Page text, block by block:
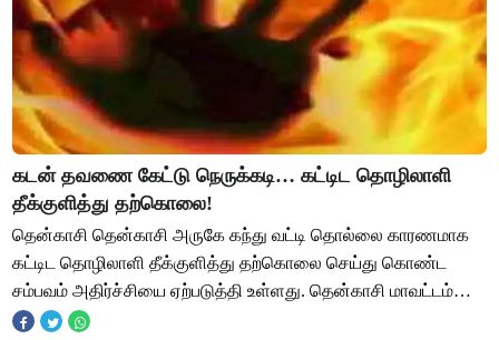
கடன் தவணை கேட்டு நெருக்கடி… கட்டிட தொழிலாளி
தீக்குளித்து தற்கொலை!
தென்காசி தென்காசி அருகே கந்து வட்டி தொல்லை காரணமாக
கட்டிட தொழிலாளி தீக்குளித்து தற்கொலை செய்து கொண்ட
சம்பவம் அதிர்ச்சியை ஏற்படுத்தி உள்ளது. தென்காசி மாவட்டம்
ஆலங்குளம் அருகே உள்ள கருவந்தா கிராமத்தை ச